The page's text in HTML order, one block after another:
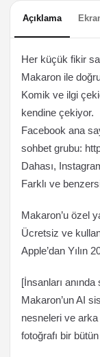
Açıklama
Her küçük fikir
Makaron ile
Komik ve ilgi
kendine çekiyor.
Facebook ana
sohbet grubu:
Dahası,
Farklı ve
Makaron’u özel
Ücretsiz ve
Apple’dan Yılın
[İnsanları anında
Makaron’un AI
nesneleri ve arka
fotoğrafı bir